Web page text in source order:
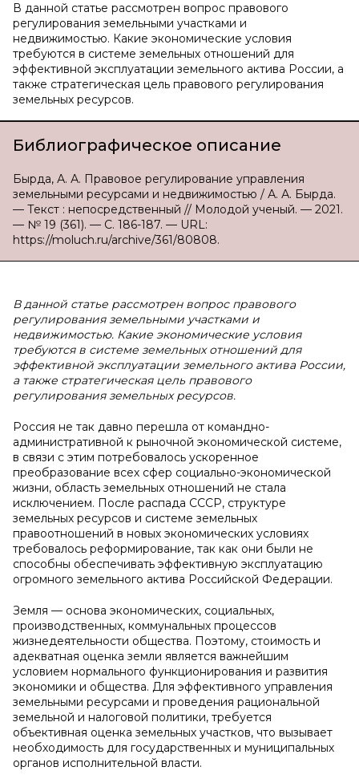
В данной статье рассмотрен вопрос правового
регулирования земельными участками и
недвижимостью. Какие экономические условия
требуются в системе земельных отношений для
эффективной эксплуатации земельного актива России, а
также стратегическая цель правового регулирования
земельных ресурсов.
Библиографическое описание
Бырда, А. А. Правовое регулирование управления
земельными ресурсами и недвижимостью / А. А. Бырда.
— Текст : непосредственный // Молодой ученый. — 2021.
— № 19 (361). — С. 186-187. — URL:
https://moluch.ru/archive/361/80808.
В данной статье рассмотрен вопрос правового
регулирования земельными участками и
недвижимостью. Какие экономические условия
требуются в системе земельных отношений для
эффективной эксплуатации земельного актива России,
а также стратегическая цель правового
регулирования земельных ресурсов.
Россия не так давно перешла от командно-
административной к рыночной экономической системе,
в связи с этим потребовалось ускоренное
преобразование всех сфер социально-экономической
жизни, область земельных отношений не стала
исключением. После распада СССР, структуре
земельных ресурсов и системе земельных
правоотношений в новых экономических условиях
требовалось реформирование, так как они были не
способны обеспечивать эффективную эксплуатацию
огромного земельного актива Российской Федерации.
Земля — основа экономических, социальных,
производственных, коммунальных процессов
жизнедеятельности общества. Поэтому, стоимость и
адекватная оценка земли является важнейшим
условием нормального функционирования и развития
экономики и общества. Для эффективного управления
земельными ресурсами и проведения рациональной
земельной и налоговой политики, требуется
объективная оценка земельных участков, что вызывает
необходимость для государственных и муниципальных
органов исполнительной власти.